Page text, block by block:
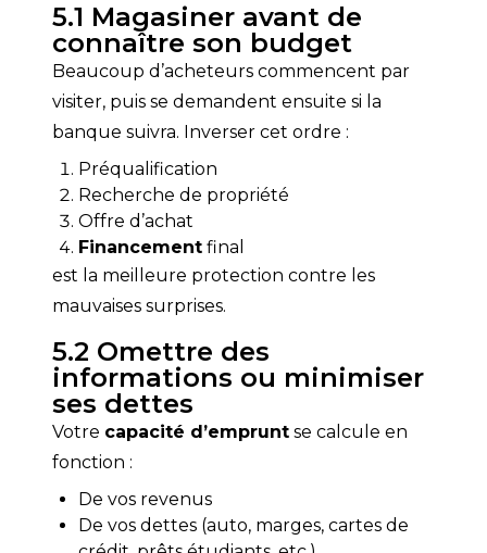
5.1 Magasiner avant de
connaître son budget
Beaucoup d’acheteurs commencent par
visiter, puis se demandent ensuite si la
banque suivra. Inverser cet ordre :
Préqualification
Recherche de propriété
Offre d’achat
Financement final
est la meilleure protection contre les
mauvaises surprises.
5.2 Omettre des
informations ou minimiser
ses dettes
Votre capacité d’emprunt se calcule en
fonction :
De vos revenus
De vos dettes (auto, marges, cartes de